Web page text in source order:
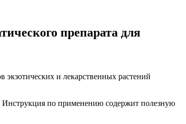
препарата для
экзотических и лекарственных растений
Инструкция по применению содержит полезную